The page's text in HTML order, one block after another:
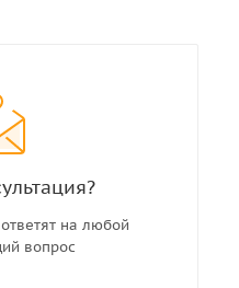
на любой
вопрос